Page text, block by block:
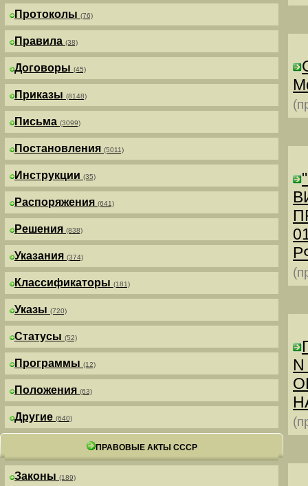
Протоколы (76)
Правила (38)
Договоры (45)
Приказы (8148)
Письма (3099)
Постановления (5011)
Инструкции (35)
Распоряжения (641)
Решения (838)
Указания (374)
Классификаторы (181)
Указы (720)
Статусы (52)
Программы (12)
Положения (63)
Другие (640)
ПРАВОВЫЕ АКТЫ СССР
Законы (189)